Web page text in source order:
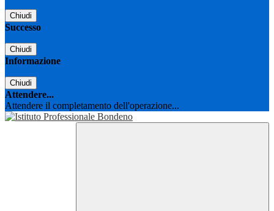
Chiudi
Successo
Chiudi
Informazione
Chiudi
Attendere...
Attendere il completamento dell'operazione...